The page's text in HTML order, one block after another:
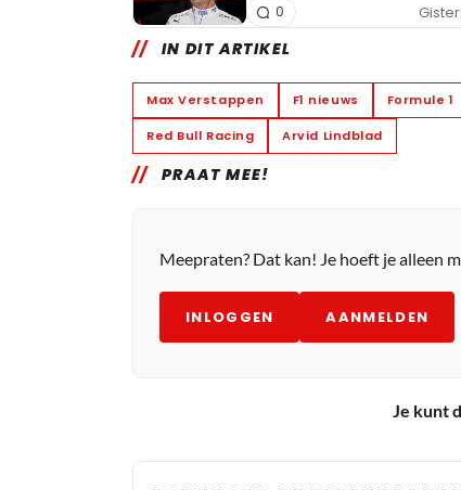
0
IN DIT ARTIKEL
Max Verstappen F1 nieuws Formule 1
Red Bull Racing Arvid Lindblad
PRAAT MEE!
Meepraten? Dat kan! Je hoeft je alleen
INLOGGEN AANMELDEN
Je kunt